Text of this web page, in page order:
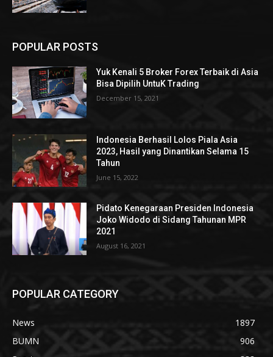
POPULAR POSTS
Yuk Kenali 5 Broker Forex Terbaik di Asia
Bisa Dipilih UntuK Trading
December 15, 2021
Indonesia Berhasil Lolos Piala Asia
2023, Hasil yang Dinantikan Selama 15
Tahun
June 15, 2022
Pidato Kenegaraan Presiden Indonesia
Joko Widodo di Sidang Tahunan MPR
2021
August 16, 2021
POPULAR CATEGORY
News
1897
BUMN
906